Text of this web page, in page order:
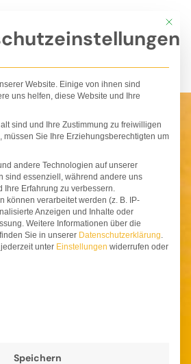
Mit
Website. Einige von ihnen sind
uns helfen, diese Website und Ihre
sind und Ihre Zustimmung zu freiwilligen
müssen Sie Ihre Erziehungsberechtigten um
andere Technologien auf unserer
sind essenziell, während andere uns
Ihre Erfahrung zu verbessern.
können verarbeitet werden (z. B. IP-
Anzeigen und Inhalte oder
Weitere Informationen über die
Sie in unserer Datenschutzerklärung.
unter Einstellungen widerrufen oder
der Service-Gruppen, für die
Speichern